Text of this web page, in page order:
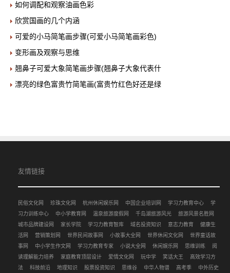
如何调配和观察油画色彩
欣赏国画的几个内涵
可爱的小马简笔画步骤(可爱小马简笔画彩色)
变形画及观察与思维
翘鼻子可爱大象简笔画步骤(翘鼻子大象代表什
漂亮的绿色富贵竹简笔画(富贵竹红色好还是绿
友情链接
民俗文化网 珍珠文化网 杭州休闲娱乐网 中国企业培训网 学习力教育中心
学
习力训练中心
中小学教育网 温泉旅游度假网 千岛湖旅游风光
旅游风景名胜网
城市品牌建设网
家长学院 学习力教育智库 域名投资知识 意志力教育
健康生
活网
营销策划网 世界民间故事网 小故事大全网 世界休闲文化网
世界童话故
事网
中小学生作文网 学习力教育专家 小说大全网 休闲娱乐网 思维训练
阅
读理解能力培养
家庭教育顶层设计 爱情文化网 玩中学 笑话大王
高效学习方
法
科技前沿 地理知识 股票投资知识 思维谷 中华人物谱 高考季
中外历史